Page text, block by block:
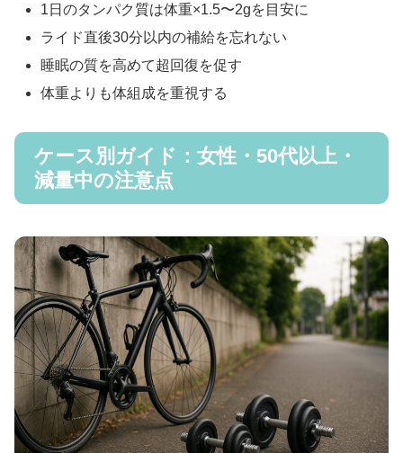
1日のタンパク質は体重×1.5〜2gを目安に
ライド直後30分以内の補給を忘れない
睡眠の質を高めて超回復を促す
体重よりも体組成を重視する
ケース別ガイド：女性・50代以上・
減量中の注意点